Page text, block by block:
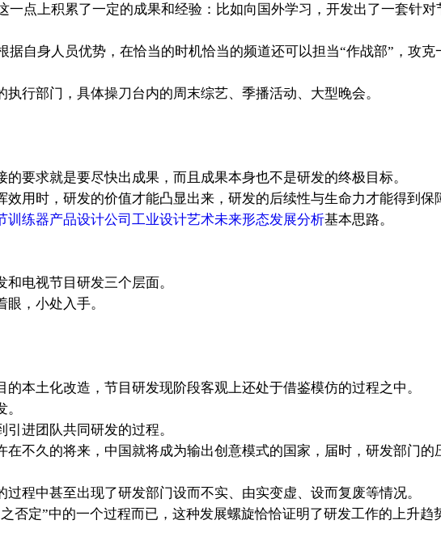
一点上积累了一定的成果和经验：比如向国外学习，开发出了一套针
据自身人员优势，在恰当的时机恰当的频道还可以担当“作战部”，攻克
行部门，具体操刀台内的周末综艺、季播活动、大型晚会。
要求就是要尽快出成果，而且成果本身也不是研发的终极目标。
用时，研发的价值才能凸显出来，研发的后续性与生命力才能得到保
训练器产品设计公司工业设计艺术未来形态发展分析基本思路。
电视节目研发三个层面。
，小处入手。
本土化改造，节目研发现阶段客观上还处于借鉴模仿的过程之中。
进团队共同研发的过程。
不久的将来，中国就将成为输出创意模式的国家，届时，研发部门的
中甚至出现了研发部门设而不实、由实变虚、设而复废等情况。
否定”中的一个过程而已，这种发展螺旋恰恰证明了研发工作的上升趋